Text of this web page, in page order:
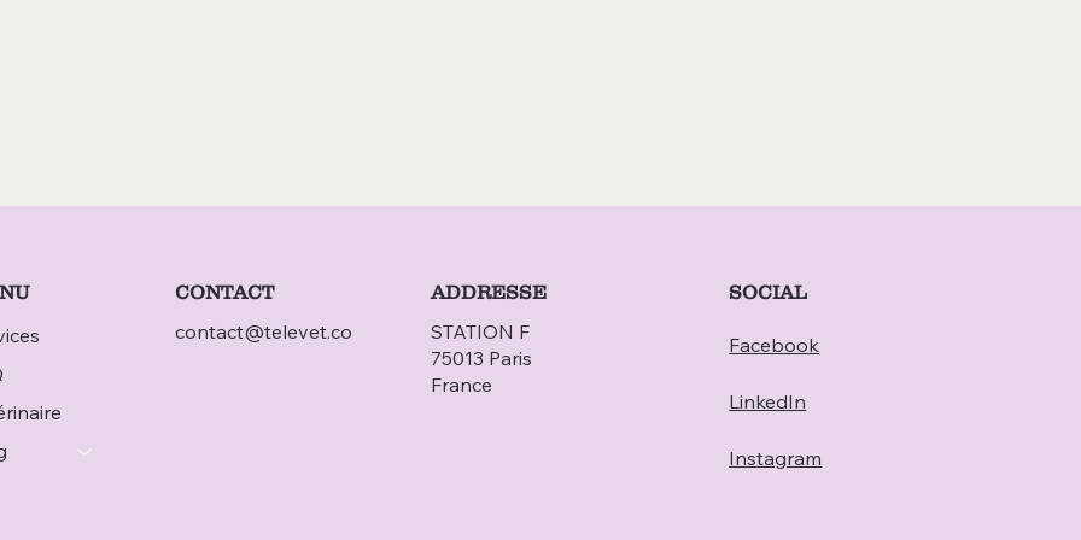
CONTACT
contact@televet.co
ADDRESSE
STATION F
75013 Paris
France
SOCIAL
Facebook
LinkedIn
Instagram